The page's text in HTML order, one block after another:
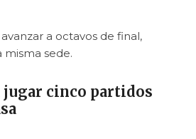
a octavos de final,
misma sede.
cinco partidos